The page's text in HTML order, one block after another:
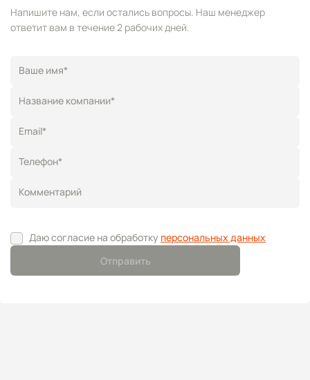
Напишите нам, если остались вопросы. Наш менеджер
ответит вам в течение 2 рабочих дней.
Ваше имя*
Название компании*
Телефон*
Email*
Комментарий
Даю согласие на обработку персональных данных
Отправить